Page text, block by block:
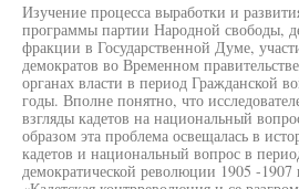
Изучение процесса выработки и
программы партии Народной свободы,
фракции в Государственной Думе,
демократов во Временном
органах власти в период Гражданской
годы. Вполне понятно, что
взгляды кадетов на национальный
образом эта проблема освещалась в
кадетов и национальный вопрос в
демократической революции 1905 -